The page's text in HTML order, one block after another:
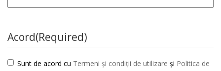
Acord(Required)
Sunt de acord cu Termeni și condiții de utilizare și Politica de